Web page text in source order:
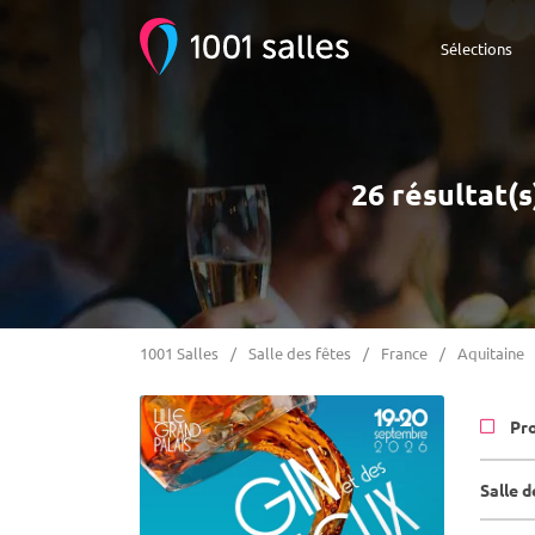
Sélections
26
1001 Salles Salle des fêtes France Aquitaine
Salle